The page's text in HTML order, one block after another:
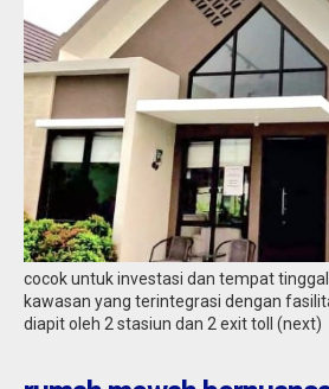
cocok untuk investasi dan tempat
kawasan yang terintegrasi dengan
diapit oleh 2 stasiun dan 2 exit toll (next)